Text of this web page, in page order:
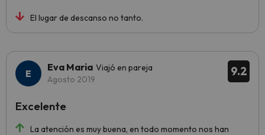
El lugar de descanso no tanto.
9.2
Eva Maria Viajó en pareja
Agosto 2019
La atención es muy buena, en todo momento nos han
Excelente